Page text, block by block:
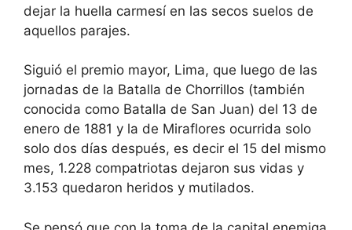
dejar la huella carmesí en las secos suelos de
aquellos parajes.
Siguió el premio mayor, Lima, que luego de las
jornadas de la Batalla de Chorrillos (también
conocida como Batalla de San Juan) del 13 de
enero de 1881 y la de Miraflores ocurrida solo
solo dos días después, es decir el 15 del mismo
mes, 1.228 compatriotas dejaron sus vidas y
3.153 quedaron heridos y mutilados.